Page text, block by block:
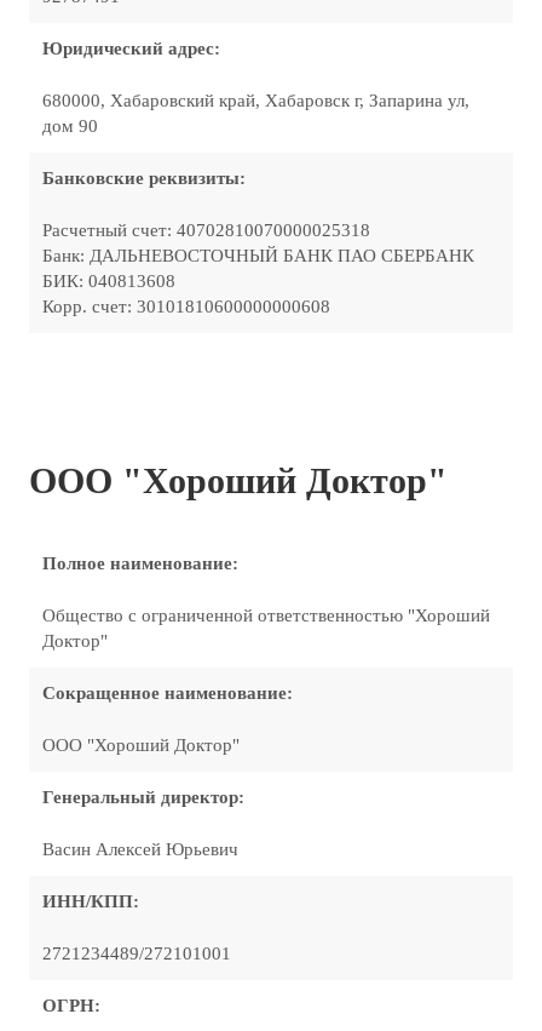
Юридический адрес:
680000, Хабаровский край, Хабаровск г, Запарина ул,
дом 90
Банковские реквизиты:
Расчетный счет: 40702810070000025318
Банк: ДАЛЬНЕВОСТОЧНЫЙ БАНК ПАО СБЕРБАНК
БИК: 040813608
Корр. счет: 30101810600000000608
ООО "Хороший Доктор"
Полное наименование:
Общество с ограниченной ответственностью "Хороший
Доктор"
Сокращенное наименование:
ООО "Хороший Доктор"
Генеральный директор:
Васин Алексей Юрьевич
ИНН/КПП:
2721234489/272101001
ОГРН: